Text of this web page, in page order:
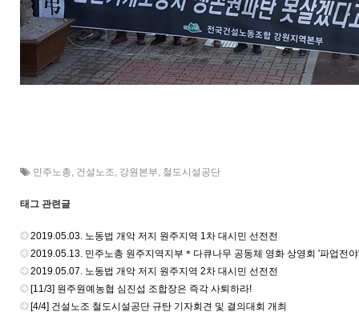
민주노총, 건설노조, 강원본부, 철도시설공단
태그 관련글
2019.05.03. 노동법 개악 저지 원주지역 1차 대시민 선전전
2019.05.13. 민주노총 원주지역지부＊다큐나무 공동체 영화 상영회 '파업전야'
2019.05.07. 노동법 개악 저지 원주지역 2차 대시민 선전전
[11/3] 원주원예농협 심진섭 조합장은 즉각 사퇴하라!
[4/4] 건설노조 철도시설공단 규탄 기자회견 및 결의대회 개최